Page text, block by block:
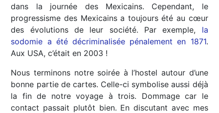
dans la journée des Mexicains. Cependant, le
progressisme des Mexicains a toujours été au cœur
des évolutions de leur société. Par exemple, la
sodomie a été décriminalisée pénalement en 1871.
Aux USA, c’était en 2003 !
Nous terminons notre soirée à l’hostel autour d’une
bonne partie de cartes. Celle-ci symbolise aussi déjà
la fin de notre voyage à trois. Dommage car le
contact passait plutôt bien. En discutant avec mes